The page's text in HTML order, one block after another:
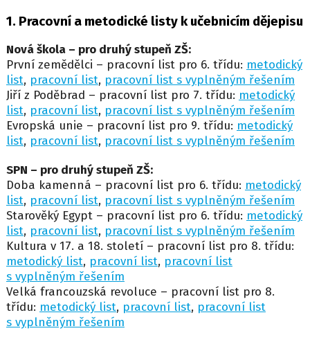
1. Pracovní a metodické listy k učebnicím dějepisu
Nová škola – pro druhý stupeň ZŠ:
První zemědělci – pracovní list pro 6. třídu: metodický
list, pracovní list, pracovní list s vyplněným řešením
Jiří z Poděbrad – pracovní list pro 7. třídu: metodický
list, pracovní list, pracovní list s vyplněným řešením
Evropská unie – pracovní list pro 9. třídu: metodický
list, pracovní list, pracovní list s vyplněným řešením
SPN – pro druhý stupeň ZŠ:
Doba kamenná – pracovní list pro 6. třídu: metodický
list, pracovní list, pracovní list s vyplněným řešením
Starověký Egypt – pracovní list pro 6. třídu: metodický
list, pracovní list, pracovní list s vyplněným řešením
Kultura v 17. a 18. století – pracovní list pro 8. třídu:
metodický list, pracovní list, pracovní list
s vyplněným řešením
Velká francouzská revoluce – pracovní list pro 8.
třídu: metodický list, pracovní list, pracovní list
s vyplněným řešením